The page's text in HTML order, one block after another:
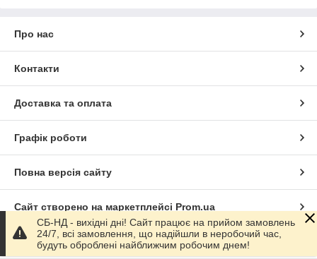
Про нас
Контакти
Доставка та оплата
Графік роботи
Повна версія сайту
Сайт створено на маркетплейсі Prom.ua
Політика конфіденційності
СБ-НД - вихідні дні! Сайт працює на прийом замовлень
24/7, всі замовлення, що надійшли в неробочий час,
будуть оброблені найближчим робочим днем!